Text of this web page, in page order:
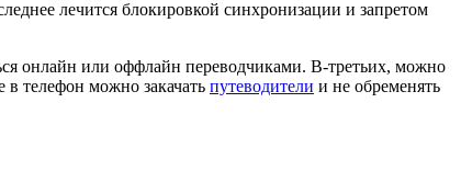
лечится блокировкой синхронизации и запретом
онлайн или оффлайн переводчиками. В-третьих, можно
в телефон можно закачать путеводители и не обременять